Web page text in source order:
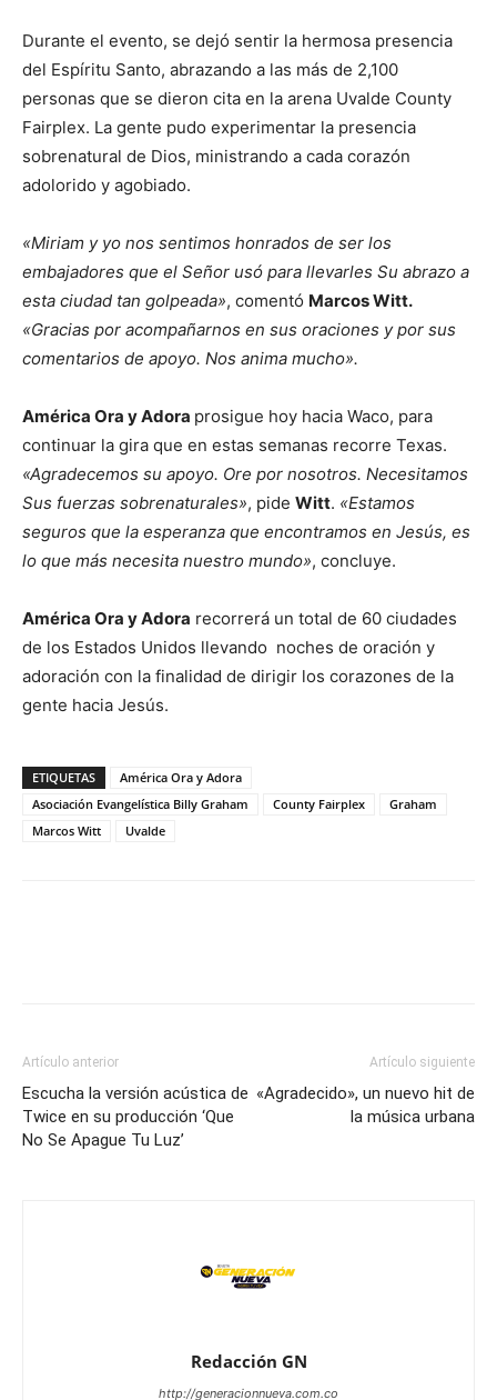
Durante el evento, se dejó sentir la hermosa presencia
del Espíritu Santo, abrazando a las más de 2,100
personas que se dieron cita en la arena Uvalde County
Fairplex. La gente pudo experimentar la presencia
sobrenatural de Dios, ministrando a cada corazón
adolorido y agobiado.
«Miriam y yo nos sentimos honrados de ser los
embajadores que el Señor usó para llevarles Su abrazo a
esta ciudad tan golpeada», comentó Marcos Witt.
«Gracias por acompañarnos en sus oraciones y por sus
comentarios de apoyo. Nos anima mucho».
América Ora y Adora prosigue hoy hacia Waco, para
continuar la gira que en estas semanas recorre Texas.
«Agradecemos su apoyo. Ore por nosotros. Necesitamos
Sus fuerzas sobrenaturales», pide Witt. «Estamos
seguros que la esperanza que encontramos en Jesús, es
lo que más necesita nuestro mundo», concluye.
América Ora y Adora recorrerá un total de 60 ciudades
de los Estados Unidos llevando noches de oración y
adoración con la finalidad de dirigir los corazones de la
gente hacia Jesús.
ETIQUETAS
América Ora y Adora
Asociación Evangelística Billy Graham
County Fairplex
Graham
Marcos Witt
Uvalde
Artículo anterior
Escucha la versión acústica de
Twice en su producción ‘Que
No Se Apague Tu Luz’
Artículo siguiente
«Agradecido», un nuevo hit de
la música urbana
Redacción GN
http://generacionnueva.com.co